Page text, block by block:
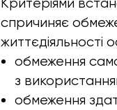
спричиняє
життєдіяльності
обмеження
з
обмеження